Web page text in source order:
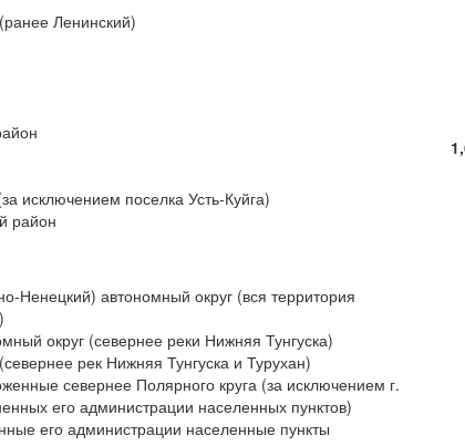
Ленинский)
исключением поселка Усть-Куйга)
район
Ненецкий) автономный округ (вся территория
округ (севернее реки Нижняя Тунгуска)
рек Нижняя Тунгуска и Турухан)
севернее Полярного круга (за исключением г.
его администрации населенных пунктов)
его администрации населенные пункты